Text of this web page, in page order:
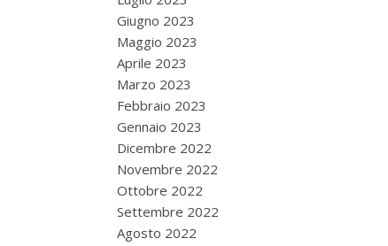
Giugno 2023
Maggio 2023
Aprile 2023
Marzo 2023
Febbraio 2023
Gennaio 2023
Dicembre 2022
Novembre 2022
Ottobre 2022
Settembre 2022
Agosto 2022